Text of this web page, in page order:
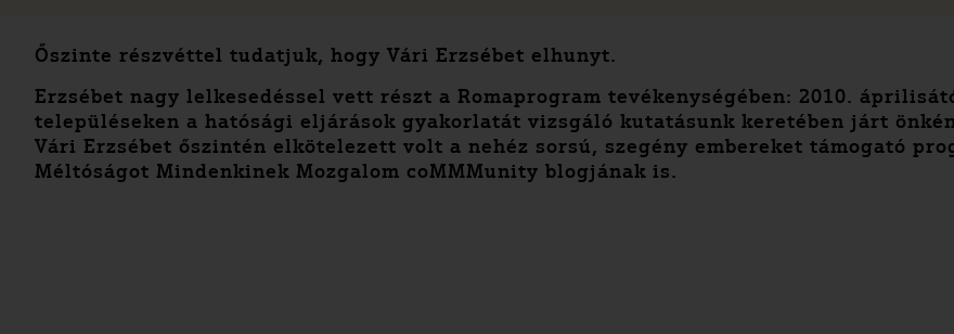
Őszinte részvéttel tudatjuk, hogy Vári Erzsébet elhunyt.
Erzsébet nagy lelkesedéssel vett részt a Romaprogram tevékenységében: 2010.
településeken a hatósági eljárások gyakorlatát vizsgáló kutatásunk keretében járt
Vári Erzsébet őszintén elkötelezett volt a nehéz sorsú, szegény embereket támogató
Méltóságot Mindenkinek Mozgalom coMMMunity blogjának is.